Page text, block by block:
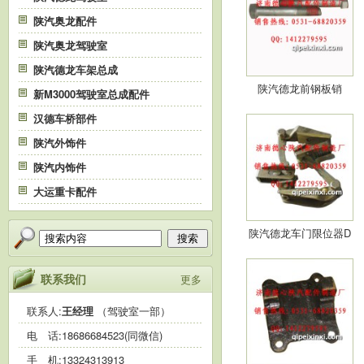
陕汽奥龙配件
陕汽奥龙驾驶室
陕汽德龙车架总成
新M3000驾驶室总成配件
汉德车桥部件
陕汽外饰件
陕汽内饰件
大运重卡配件
搜索
更多
联系我们
联系人:王经理 （驾驶室一部）
电 话:18686684523(同微信)
手 机:13324313913
陕汽德龙前钢板销
陕汽德龙车门限位器D
Z…